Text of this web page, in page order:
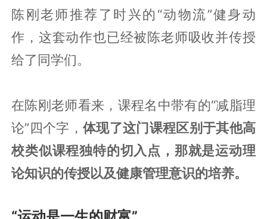
陈刚老师推荐了时兴的“动物流”健身动
作，这套动作也已经被陈老师吸收并传授
给了同学们。
在陈刚老师看来，课程名中带有的“减脂理
论”四个字，体现了这门课程区别于其他高
校类似课程独特的切入点，那就是运动理
论知识的传授以及健康管理意识的培养。